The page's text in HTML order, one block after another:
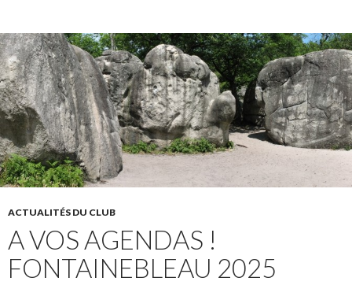
ACTUALITÉS DU CLUB
A VOS AGENDAS !
FONTAINEBLEAU 2025